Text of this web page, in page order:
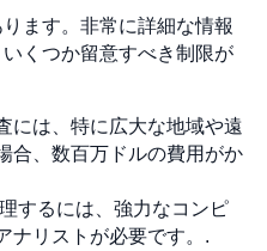
ます。非常に詳細な情報
くつか留意すべき制限が
には、特に広大な地域や遠
合、数百万ドルの費用がか
するには、強力なコンピ
ナリストが必要です。.